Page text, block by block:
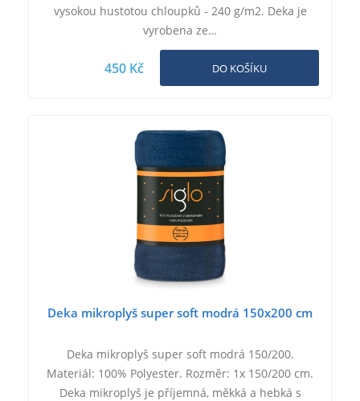
vysokou hustotou chloupků - 240 g/m2. Deka je
vyrobena ze…
450 Kč DO KOŠÍKU
Deka mikroplyš super soft modrá 150x200 cm
Deka mikroplyš super soft modrá 150/200.
Materiál: 100% Polyester. Rozměr: 1x 150/200 cm.
Deka mikroplyš je příjemná, měkká a hebká s